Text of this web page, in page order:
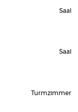
Saal
Saal
Turmzimmer